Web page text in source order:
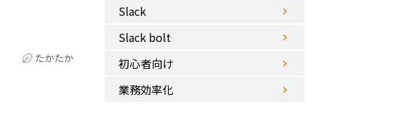
たかたか
Slack
Slack bolt
初心者向け
業務効率化